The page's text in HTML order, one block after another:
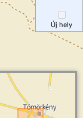
Új hely